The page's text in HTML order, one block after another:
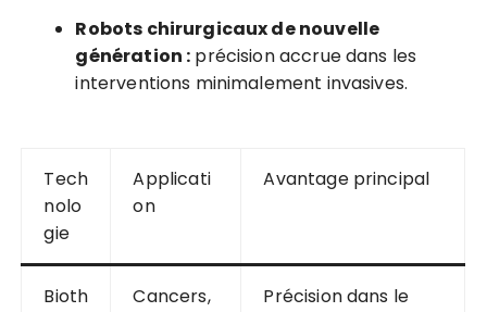
Robots chirurgicaux de nouvelle
génération : précision accrue dans les
interventions minimalement invasives.
Tech
nolo
gie
Applicati
on
Avantage principal
Bioth
Cancers,
Précision dans le